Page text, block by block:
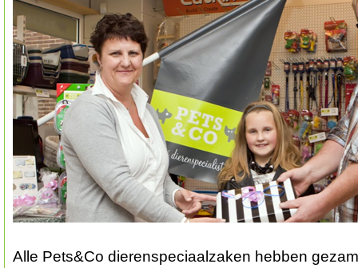
Alle Pets&Co dierenspeciaalzaken hebben